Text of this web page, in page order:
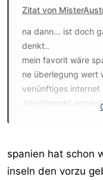
Zitat von
na dann... ist doch
denkt..
mein favorit wäre
ne überlegung wert
venünftiges
arbeitsmarkt
oder land würd ich
nur wenn man echt
spanien hat schon
inseln den vorzu